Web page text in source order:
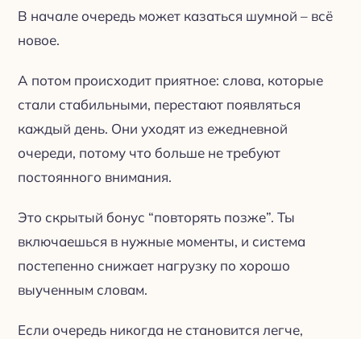
В начале очередь может казаться шумной – всё
новое.
А потом происходит приятное: слова, которые
стали стабильными, перестают появляться
каждый день. Они уходят из ежедневной
очереди, потому что больше не требуют
постоянного внимания.
Это скрытый бонус “повторять позже”. Ты
включаешься в нужные моменты, и система
постепенно снижает нагрузку по хорошо
выученным словам.
Если очередь никогда не становится легче,